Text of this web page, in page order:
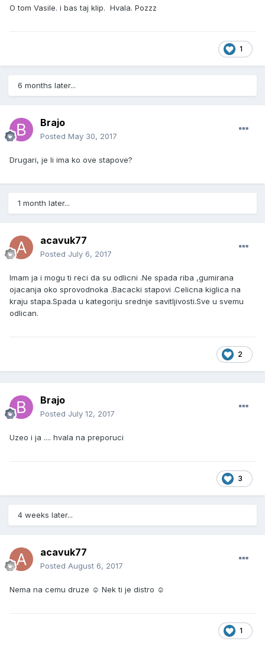
O tom Vasile. i bas taj klip. Hvala. Pozzz
1
6 months later...
Brajo
Posted May 30, 2017
Drugari, je li ima ko ove stapove?
1 month later...
acavuk77
Posted July 6, 2017
Imam ja i mogu ti reci da su odlicni .Ne spada riba ,gumirana
ojacanja oko sprovodnoka .Bacacki stapovi .Celicna kiglica na
kraju stapa.Spada u kategoriju srednje savitljivosti.Sve u svemu
odlican.
2
Brajo
Posted July 12, 2017
Uzeo i ja .... hvala na preporuci
3
4 weeks later...
acavuk77
Posted August 6, 2017
Nema na cemu druze ☺ Nek ti je distro ☺
1